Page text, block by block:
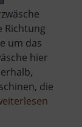
Richtung
um das
hier
die